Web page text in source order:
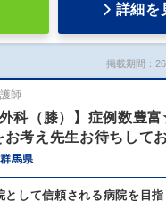
詳細を
掲載期間：
師
科（膝）】症例数豊
考え先生お待ちして
群馬県
として信頼される病院を目